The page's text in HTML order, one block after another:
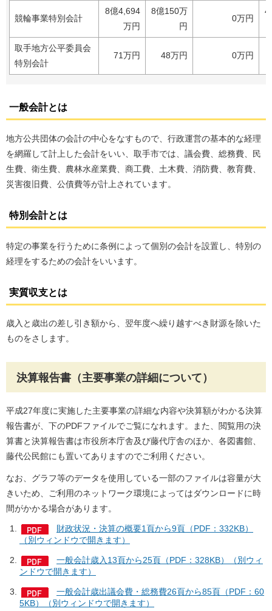
競輪事業特別会計
8億4,694
万円
8億150万
円
0万円
取手地方公平委員会
特別会計
71万円 48万円 0万円
一般会計とは
地方公共団体の会計の中心をなすもので、行政運営の基本的な経理
を網羅して計上した会計をいい、取手市では、議会費、総務費、民
生費、衛生費、農林水産業費、商工費、土木費、消防費、教育費、
災害復旧費、公債費等が計上されています。
特別会計とは
特定の事業を行うために条例によって個別の会計を設置し、特別の
経理をするための会計をいいます。
実質収支とは
歳入と歳出の差し引き額から、翌年度へ繰り越すべき財源を除いた
ものをさします。
決算報告書（主要事業の詳細について）
平成27年度に実施した主要事業の詳細な内容や決算額がわかる決算
報告書が、下のPDFファイルでご覧になれます。また、閲覧用の決
算書と決算報告書は市役所本庁舎及び藤代庁舎のほか、各図書館、
藤代公民館にも置いてありますのでご利用ください。
なお、グラフ等のデータを使用している一部のファイルは容量が大
きいため、ご利用のネットワーク環境によってはダウンロードに時
間がかかる場合があります。
財政状況・決算の概要1頁から9頁（PDF：332KB）
（別ウィンドウで開きます）
一般会計歳入13頁から25頁（PDF：328KB）（別ウィ
ンドウで開きます）
一般会計歳出議会費・総務費26頁から85頁（PDF：60
5KB）（別ウィンドウで開きます）